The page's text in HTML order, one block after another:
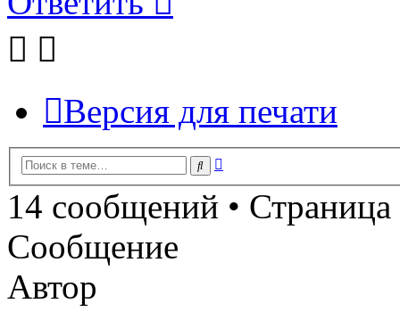
Версия для печати
Поиск
14 сообщений • Страница
Сообщение
Автор